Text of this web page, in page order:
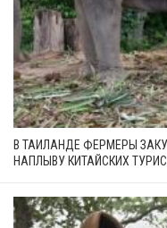
В ТАИЛАНДЕ ФЕРМЕРЫ
НАПЛЫВУ КИТАЙСКИХ